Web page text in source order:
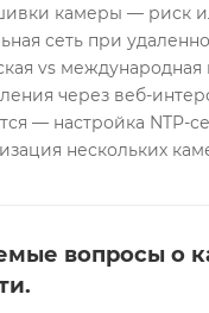
камеры — риск
сеть при
vs
через веб-
— настройка NTP-
нескольких
вопросы о